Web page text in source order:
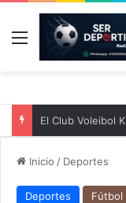
Menú
Inicio / Deportes
Deportes Fútbol